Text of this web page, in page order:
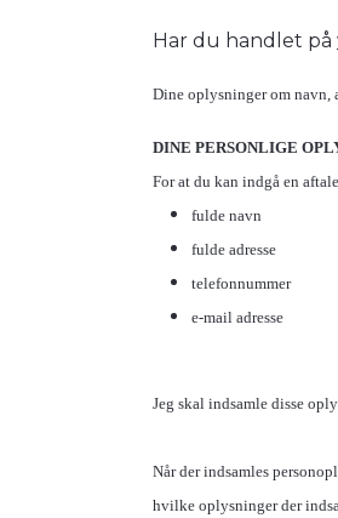
Har du handlet på
Dine oplysninger om navn,
DINE PERSONLIGE
For at du kan indgå en
fulde navn
fulde adresse
telefonnummer
e-mail adresse
Jeg skal indsamle disse
Når der indsamles
hvilke oplysninger der